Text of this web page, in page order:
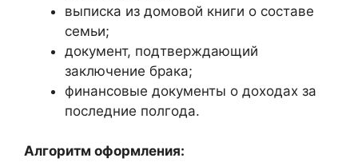
выписка из домовой книги о составе
семьи;
документ, подтверждающий
заключение брака;
финансовые документы о доходах за
последние полгода.
Алгоритм оформления: